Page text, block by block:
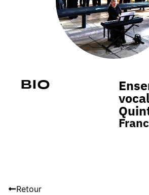
Bio
vocal
Retour